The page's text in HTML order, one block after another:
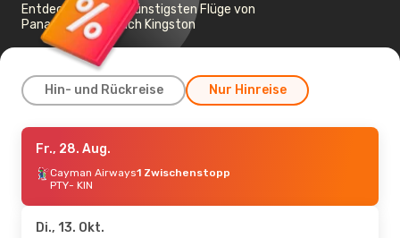
Entdecken Sie die günstigsten Flüge von
Panama-Stadt nach Kingston
Hin- und Rückreise Nur Hinreise
Do., 20. Aug.
Copa AirlinesDirekt
PTY- KIN
KIN- PTY
Fr., 28. Aug.
Cayman Airways1 Zwischenstopp
PTY- KIN
Di., 13. Okt.